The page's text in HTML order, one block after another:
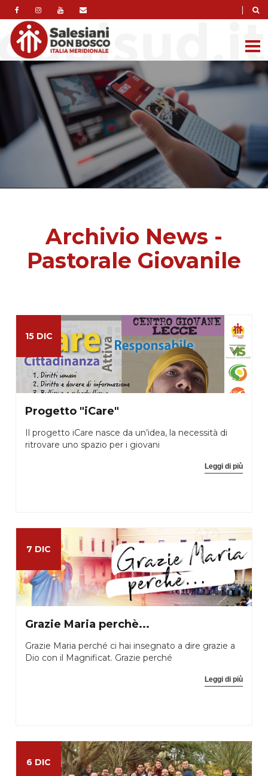
|
Archivio News -
Pastorale Giovanile
15 DIC
Progetto "iCare"
Il progetto iCare nasce da un’idea, la necessità di
ritrovare uno spazio per i giovani
Leggi di più
7 DIC
Grazie Maria perchè...
Grazie Maria perché ci hai insegnato a dire grazie a
Dio con il Magnificat. Grazie perché
Leggi di più
6 DIC